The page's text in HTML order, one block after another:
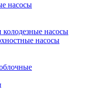
насосы
насосы
насосы